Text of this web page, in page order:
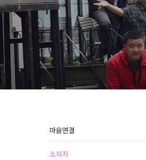
마음연결
소식지